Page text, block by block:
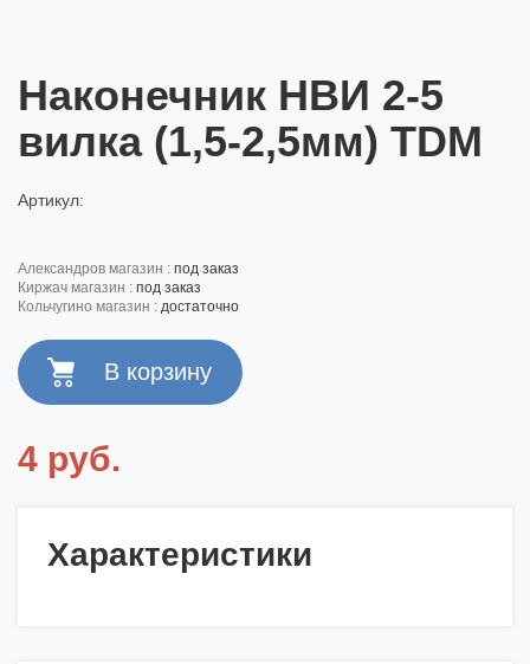
Наконечник НВИ 2-5
вилка (1,5-2,5мм) TDM
Артикул:
александров магазин : под заказ
киржач магазин : под заказ
кольчугино магазин : достаточно
4 руб.
Характеристики